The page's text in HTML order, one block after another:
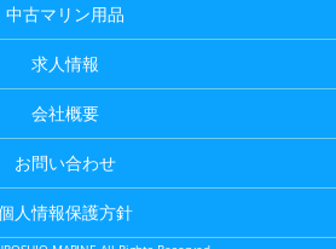
中古マリン用品
求人情報
会社概要
お問い合わせ
人情報保護方針